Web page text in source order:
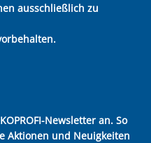
ausschließlich zu
Newsletter an. So
Aktionen und Neuigkeiten